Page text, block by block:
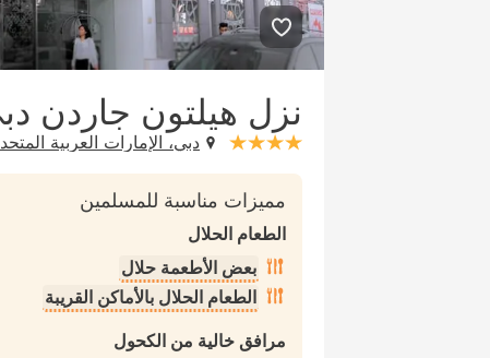
نزل هيلتون جاردن
stars: 4
دبي، الإمارات العربية
مميزات مناسبة للمسلمين
الطعام الحلال
بعض الأطعمة حلال
الطعام الحلال بالأماكن القريبة
مرافق خالية من الكحول